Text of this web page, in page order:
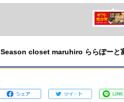
Season closet maruhiro ららぽーと